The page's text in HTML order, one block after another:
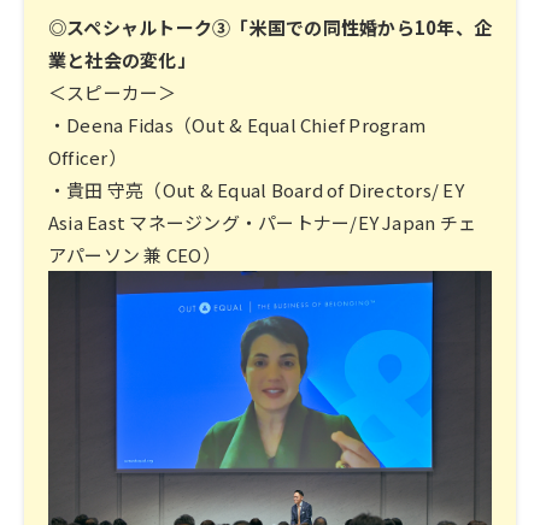
◎スペシャルトーク③「米国での同性婚から10年、企
業と社会の変化」
＜スピーカー＞
・Deena Fidas（Out & Equal Chief Program
Officer）
・貴田 守亮（Out & Equal Board of Directors/ EY
Asia East マネージング・パートナー/EY Japan チェ
アパーソン 兼 CEO）